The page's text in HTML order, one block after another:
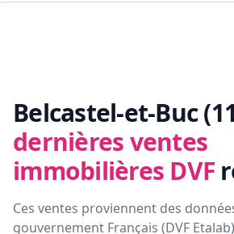
Belcastel-et-Buc
dernières ventes
immobilières DVF
Ces ventes proviennent des
gouvernement Français (DVF Etalab